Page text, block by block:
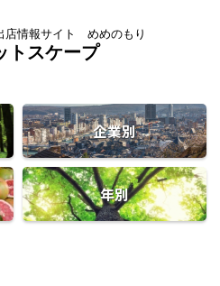
店情報サイト めめのもり
トスケープ
企業別
年別